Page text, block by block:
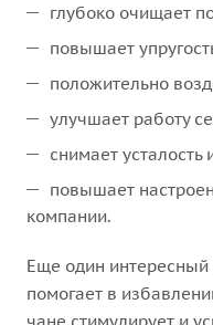
глубоко очищает
повышает
положительно
улучшает работу
снимает усталость
повышает
компании.
Еще один
помогает в